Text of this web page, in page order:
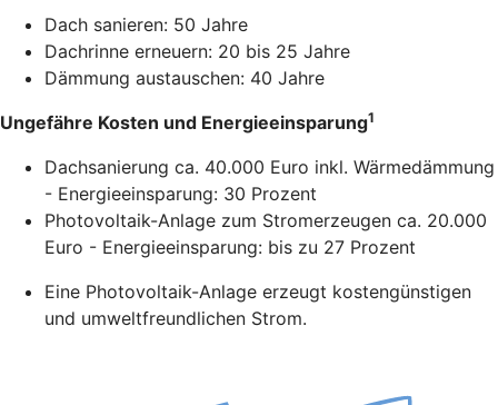
Dach sanieren: 50 Jahre
Dachrinne erneuern: 20 bis 25 Jahre
Dämmung austauschen: 40 Jahre
Ungefähre Kosten und Energieeinsparung1
Dachsanierung ca. 40.000 Euro inkl. Wärmedämmung
- Energieeinsparung: 30 Prozent
Photovoltaik-Anlage zum Stromerzeugen ca. 20.000
Euro - Energieeinsparung: bis zu 27 Prozent
Eine Photovoltaik-Anlage erzeugt kostengünstigen
und umweltfreundlichen Strom.